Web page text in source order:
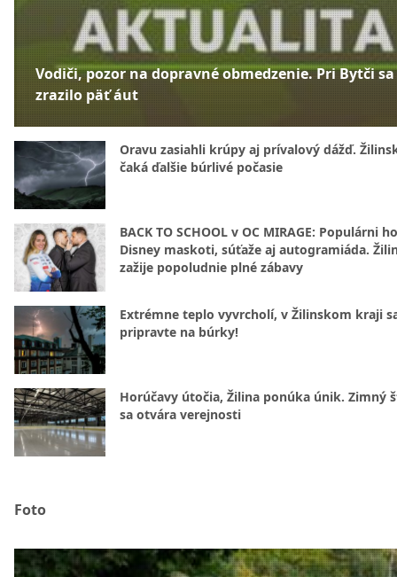
Vodiči, pozor na dopravné obmedzenie. Pri Bytči sa
zrazilo päť áut
Oravu zasiahli krúpy aj prívalový dážď.
čaká ďalšie búrlivé počasie
BACK TO SCHOOL v OC MIRAGE: Populárni
Disney maskoti, súťaže aj autogramiáda.
zažije popoludnie plné zábavy
Extrémne teplo vyvrcholí, v Žilinskom kraji
pripravte na búrky!
Horúčavy útočia, Žilina ponúka únik. Zimný
sa otvára verejnosti
Foto